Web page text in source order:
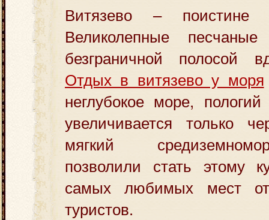
Витязево – поистине
Великолепные
безграничной полосой
Отдых в витязево у моря
неглубокое море,
увеличивается только
мягкий
позволили стать этому
самых любимых мест
туристов.